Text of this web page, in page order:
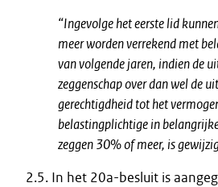
“Ingevolge het eerste lid
meer worden verrekend met
van volgende jaren, indien de
zeggenschap over dan wel de
gerechtigdheid tot het
belastingplichtige in
zeggen 30% of meer, is
2.5. In het 20a-besluit is